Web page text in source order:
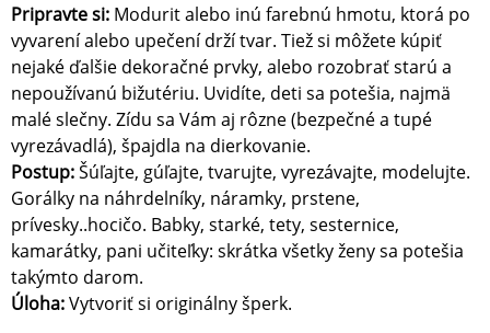
Pripravte si: Modurit alebo inú farebnú hmotu, ktorá po
vyvarení alebo upečení drží tvar. Tiež si môžete kúpiť
nejaké ďalšie dekoračné prvky, alebo rozobrať starú a
nepoužívanú bižutériu. Uvidíte, deti sa potešia, najmä
malé slečny. Zídu sa Vám aj rôzne (bezpečné a tupé
vyrezávadlá), špajdla na dierkovanie.
Postup:Šúľajte, gúľajte, tvarujte, vyrezávajte, modelujte.
Gorálky na náhrdelníky, náramky, prstene,
prívesky..hocičo. Babky, starké, tety, sesternice,
kamarátky, pani učiteľky: skrátka všetky ženy sa potešia
takýmto darom.
Úloha:Vytvoriť si originálny šperk.